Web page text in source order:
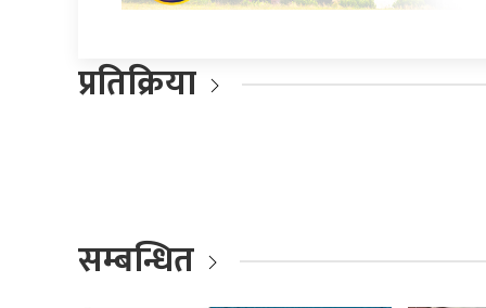
प्रतिक्रिया
सम्बन्धित